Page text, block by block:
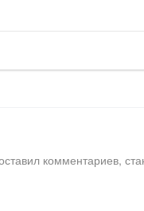
комментариев,